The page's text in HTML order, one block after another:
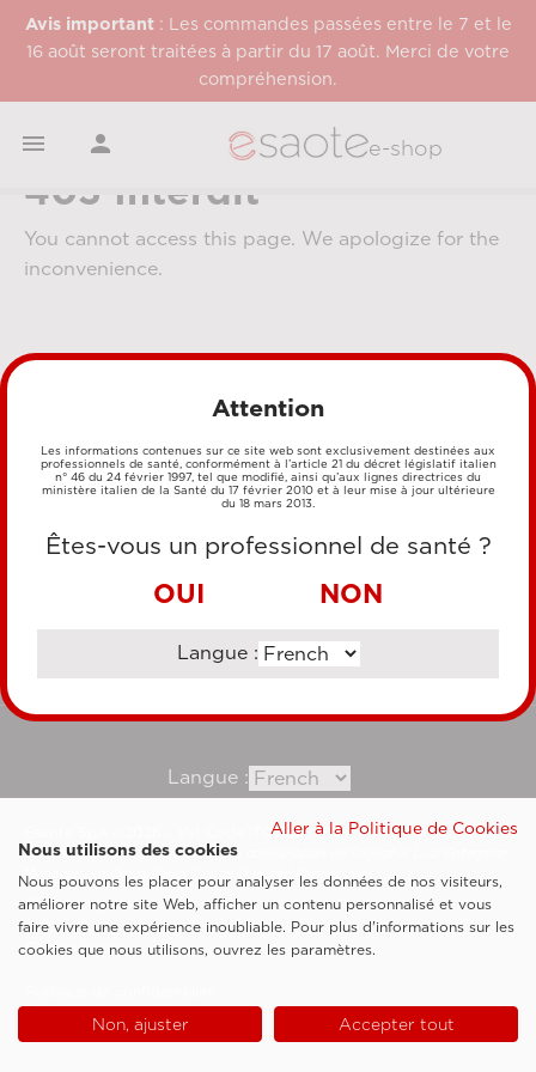
Avis important: Les commandes passées entre le 7 et le
16 août seront traitées à partir du 17 août. Merci de votre
compréhension.
  e-shop
403 Interdit
You cannot access this page. We apologize for the
inconvenience.
MÉTHODES DE PAIEMENT
VIREMENT BANCAIRE
Langue :
Esaote SpA ©2026 - Vat Code IT05131180969
Société soumise à la gestion et à la coordination de Shanghai Luzi Enterprise
Management Consultancy Center (Limited Partnership)
Clauses légales
Cookie Policy
Attention
Les informations contenues sur ce site web sont exclusivement destinées aux
professionnels de santé, conformément à l’article 21 du décret législatif italien
n° 46 du 24 février 1997, tel que modifié, ainsi qu’aux lignes directrices du
ministère italien de la Santé du 17 février 2010 et à leur mise à jour ultérieure
du 18 mars 2013.
Êtes-vous un professionnel de santé ?
OUI NON
Langue :
Aller à la Politique de Cookies
Nous utilisons des cookies
Nous pouvons les placer pour analyser les données de nos visiteurs,
améliorer notre site Web, afficher un contenu personnalisé et vous
faire vivre une expérience inoubliable. Pour plus d'informations sur les
cookies que nous utilisons, ouvrez les paramètres.
Non, ajuster Accepter tout